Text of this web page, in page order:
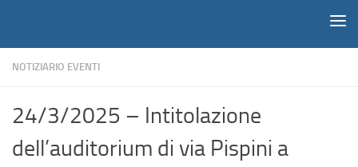
NOTIZIARIO EVENTI
24/3/2025 – Intitolazione
dell’auditorium di via Pispini a